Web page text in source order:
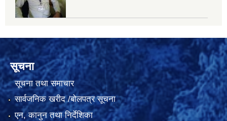
सूचना
सूचना तथा समाचार
सार्वजनिक खरीद /बोलपत्र सूचना
एन, कानुन तथा निर्देशिका